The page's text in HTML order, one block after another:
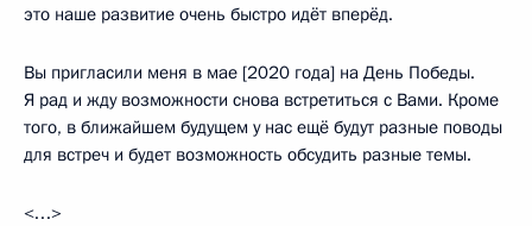
это наше развитие очень быстро идёт вперёд.
Вы пригласили меня в мае [2020 года] на День Победы.
Я рад и жду возможности снова встретиться с Вами. Кроме
того, в ближайшем будущем у нас ещё будут разные поводы
для встреч и будет возможность обсудить разные темы.
<…>